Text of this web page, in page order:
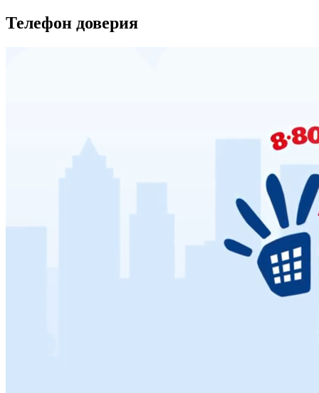
Телефон доверия